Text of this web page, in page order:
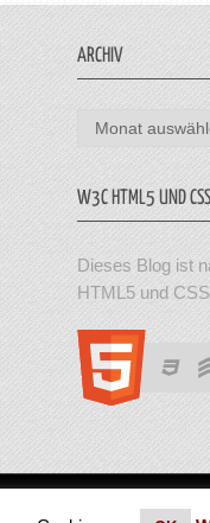
ARCHIV
Archiv
W3C HTML5 UND
Dieses Blog ist
HTML5 und
Theme von